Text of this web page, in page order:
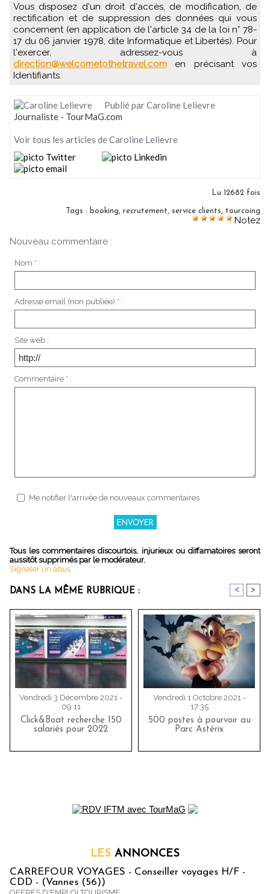
Vous disposez d'un droit d'accès, de modification, de
rectification et de suppression des données qui vous
concernent (en application de l'article 34 de la loi n° 78-
17 du 06 janvier 1978, dite Informatique et Libertés). Pour
l'exercer, adressez-vous à
direction@welcometothetravel.com en précisant vos
Identifiants.
Publié par Caroline Lelievre
Journaliste - TourMaG.com
Voir tous les articles de Caroline Lelievre
Lu 12682 fois
Tags : booking, recrutement, service clients, tourcoing
Notez
Nouveau commentaire :
Nom * :
Adresse email (non publiée) * :
Site web :
Commentaire * :
Me notifier l'arrivée de nouveaux commentaires
Tous les commentaires discourtois, injurieux ou diffamatoires seront
aussitôt supprimés par le modérateur.
Signaler un abus
DANS LA MÊME RUBRIQUE : < >
Vendredi 3 Décembre 2021 -
09:11
Click&Boat recherche 150
salariés pour 2022
Vendredi 1 Octobre 2021 -
17:35
500 postes à pourvoir au
Parc Astérix
LES ANNONCES
CARREFOUR VOYAGES - Conseiller voyages H/F -
CDD - (Vannes (56))